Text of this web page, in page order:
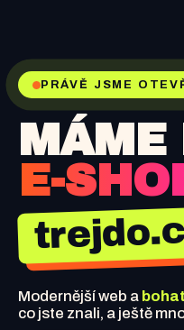
PRÁVĚ JSME
MÁME
E-
Modernější web a
co jste znali, a ještě